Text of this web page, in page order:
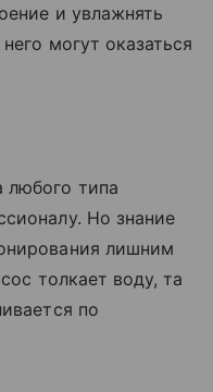
и увлажнять
могут оказаться
типа
Но знание
лишним
толкает воду, та
по